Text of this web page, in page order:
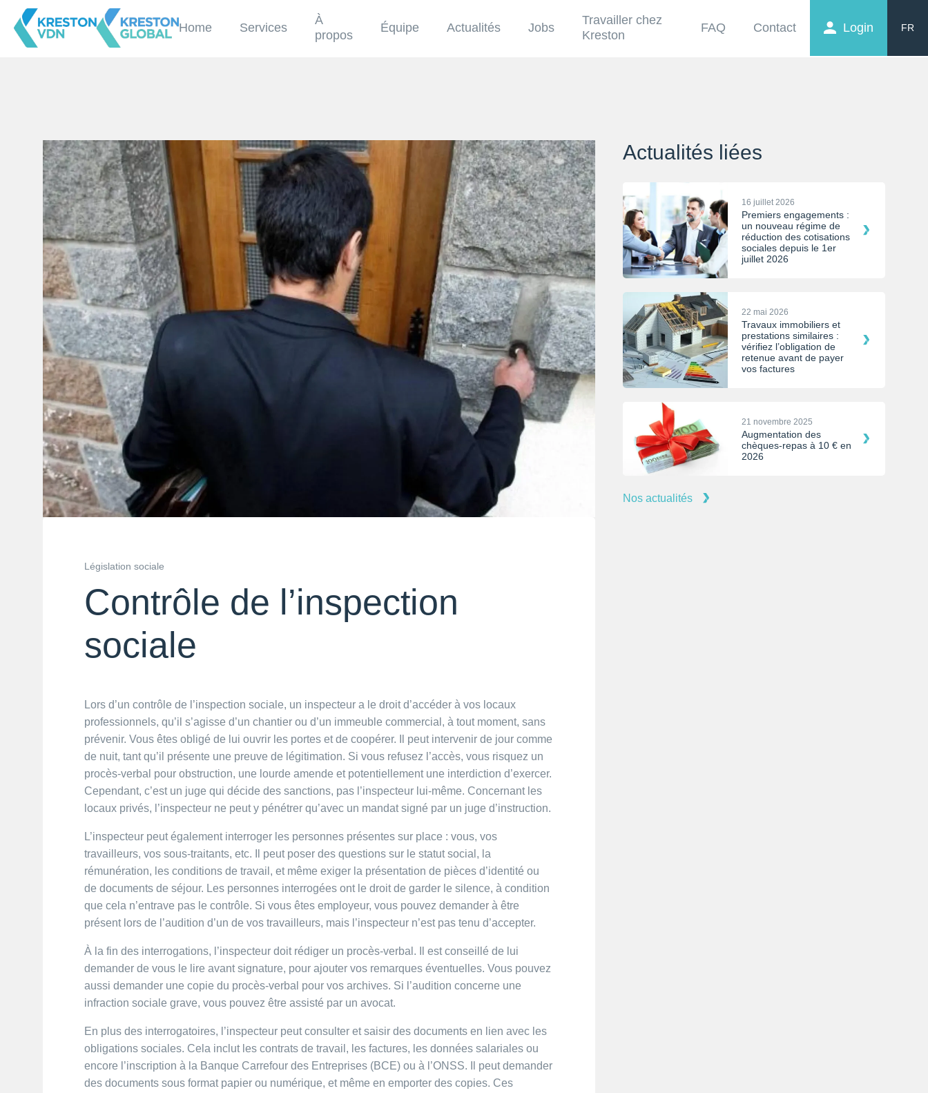
Home Services
À
propos
Équipe Actualités Jobs
Travailler chez
Kreston
FAQ Contact Login
FR
Législation sociale
Contrôle de l’inspection
sociale
Lors d’un contrôle de l’inspection sociale, un inspecteur a le droit d’accéder à vos locaux
professionnels, qu’il s’agisse d’un chantier ou d’un immeuble commercial, à tout moment, sans
prévenir. Vous êtes obligé de lui ouvrir les portes et de coopérer. Il peut intervenir de jour comme
de nuit, tant qu’il présente une preuve de légitimation. Si vous refusez l’accès, vous risquez un
procès-verbal pour obstruction, une lourde amende et potentiellement une interdiction d’exercer.
Cependant, c’est un juge qui décide des sanctions, pas l’inspecteur lui-même. Concernant les
locaux privés, l’inspecteur ne peut y pénétrer qu’avec un mandat signé par un juge d’instruction.
L’inspecteur peut également interroger les personnes présentes sur place : vous, vos
travailleurs, vos sous-traitants, etc. Il peut poser des questions sur le statut social, la
rémunération, les conditions de travail, et même exiger la présentation de pièces d’identité ou
de documents de séjour. Les personnes interrogées ont le droit de garder le silence, à condition
que cela n’entrave pas le contrôle. Si vous êtes employeur, vous pouvez demander à être
présent lors de l’audition d’un de vos travailleurs, mais l’inspecteur n’est pas tenu d’accepter.
À la fin des interrogations, l’inspecteur doit rédiger un procès-verbal. Il est conseillé de lui
demander de vous le lire avant signature, pour ajouter vos remarques éventuelles. Vous pouvez
aussi demander une copie du procès-verbal pour vos archives. Si l’audition concerne une
infraction sociale grave, vous pouvez être assisté par un avocat.
En plus des interrogatoires, l’inspecteur peut consulter et saisir des documents en lien avec les
obligations sociales. Cela inclut les contrats de travail, les factures, les données salariales ou
encore l’inscription à la Banque Carrefour des Entreprises (BCE) ou à l’ONSS. Il peut demander
des documents sous format papier ou numérique, et même en emporter des copies. Ces
Actualités liées
16 juillet 2026
Premiers engagements :
un nouveau régime de
réduction des cotisations
sociales depuis le 1er
juillet 2026
22 mai 2026
Travaux immobiliers et
prestations similaires :
vérifiez l’obligation de
retenue avant de payer
vos factures
21 novembre 2025
Augmentation des
chèques-repas à 10 € en
2026
Nos actualités